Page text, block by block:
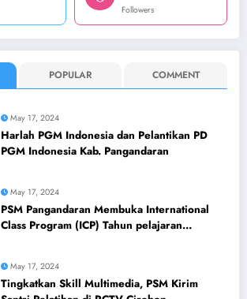
Followers
POPULAR COMMENT
May 17, 2024
Harlah PGM Indonesia dan Pelantikan PD
PGM Indonesia Kab. Pangandaran
May 17, 2024
PSM Pangandaran Membuka International
Class Program (ICP) Tahun pelajaran
May 17, 2024
Tingkatkan Skill Multimedia, PSM Kirim